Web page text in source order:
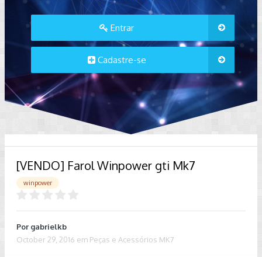
Entrar
Cadastre-se
[VENDO] Farol Winpower gti Mk7
winpower
Por gabrielkb
October 29, 2016 em Peças e Acessórios MK7